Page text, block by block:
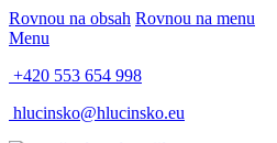
Rovnou na obsah Rovnou na menu
Menu
+420 553 654 998
hlucinsko@hlucinsko.eu